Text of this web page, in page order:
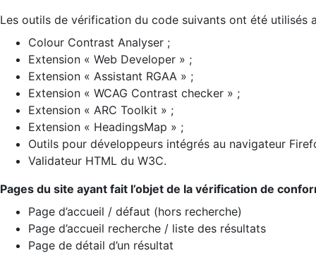
Les outils de vérification du code suivants ont été utilisés
Colour Contrast Analyser ;
Extension « Web Developer » ;
Extension « Assistant RGAA » ;
Extension « WCAG Contrast checker » ;
Extension « ARC Toolkit » ;
Extension « HeadingsMap » ;
Outils pour développeurs intégrés au navigateur
Validateur HTML du W3C.
Pages du site ayant fait l’objet de la vérification de
Page d’accueil / défaut (hors recherche)
Page d’accueil recherche / liste des résultats
Page de détail d’un résultat